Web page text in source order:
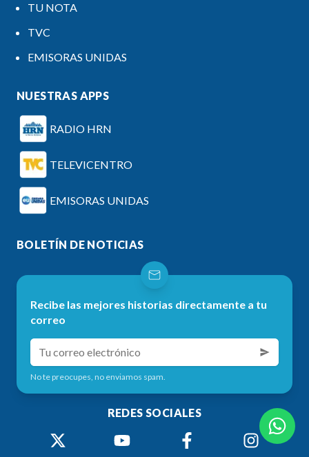
TU NOTA
TVC
EMISORAS UNIDAS
NUESTRAS APPS
RADIO HRN
TELEVICENTRO
EMISORAS UNIDAS
BOLETÍN DE NOTICIAS
Recibe las mejores historias directamente a tu
correo
No te preocupes, no enviamos spam.
REDES SOCIALES